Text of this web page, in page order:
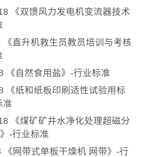
《双馈风力发电机变流器技术
直升机救生员教员培训与考核
《自然食用盐》-行业标准
《纸和纸板印刷适性试验用标
准
《煤矿矿井水净化处理超磁分
-行业标准
《网带式单板干燥机 网带》-行